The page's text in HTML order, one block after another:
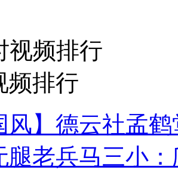
视频排行
频排行
风】德云社孟
腿老兵马三小